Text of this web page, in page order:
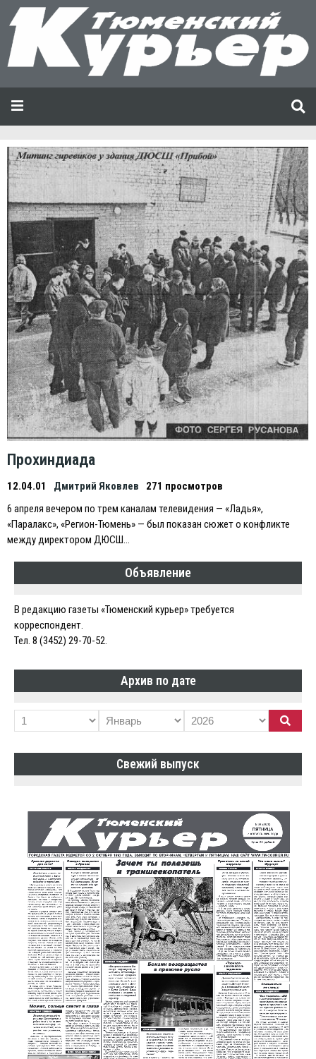
Прохиндиада
12.04.01 Дмитрий Яковлев
271 просмотров
6 апреля вечером по трем каналам телевидения — «Ладья»,
«Паралакс», «Регион-Тюмень» — был показан сюжет о конфликте
между директором ДЮСШ…
Объявление
В редакцию газеты «Тюменский курьер» требуется
корреспондент.
Тел. 8 (3452) 29-70-52.
Архив по дате
Свежий выпуск